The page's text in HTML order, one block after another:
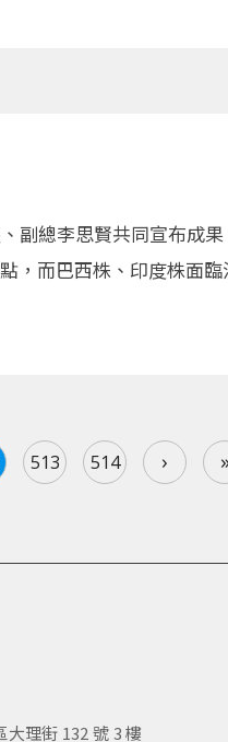
副總李思賢共同宣布成
，而巴西株、印度株面臨
513 514 ›
大理街 132 號 3 樓